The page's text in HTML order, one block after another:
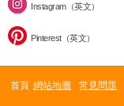
Instagram（英文）
Pinterest（英文）
首頁 網站地圖 常見問題